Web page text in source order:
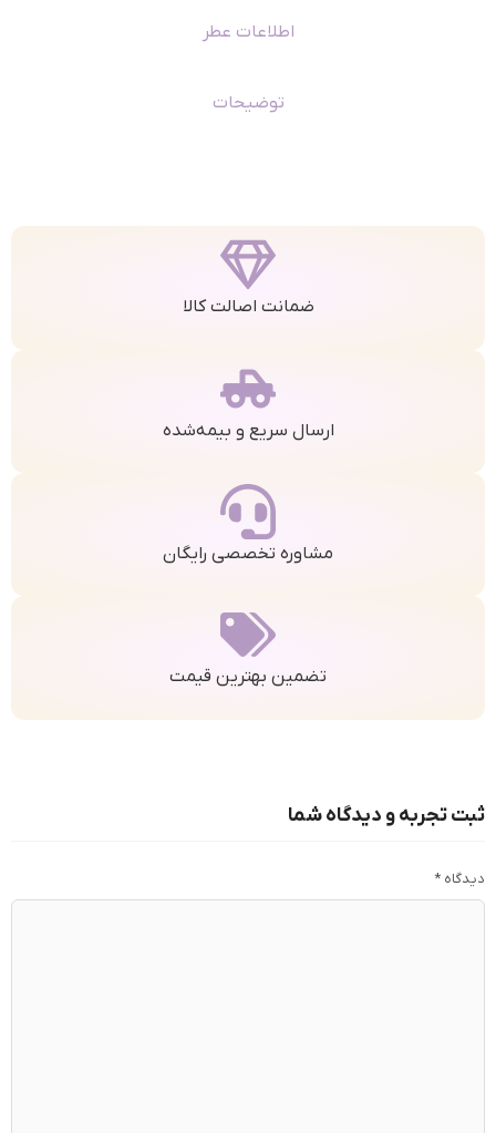
اطلاعات عطر
توضیحات
ضمانت اصالت کالا
ارسال سریع و بیمه‌شده
مشاوره تخصصی رایگان
تضمین بهترین قیمت
ثبت تجربه و دیدگاه شما
دیدگاه *